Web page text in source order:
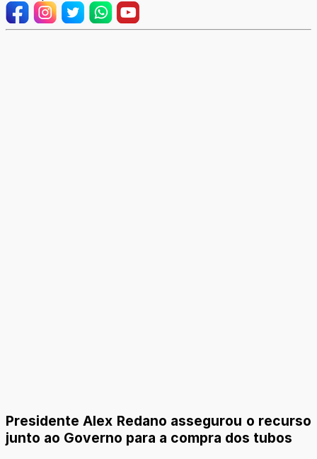
Presidente Alex Redano assegurou o recurso
junto ao Governo para a compra dos tubos